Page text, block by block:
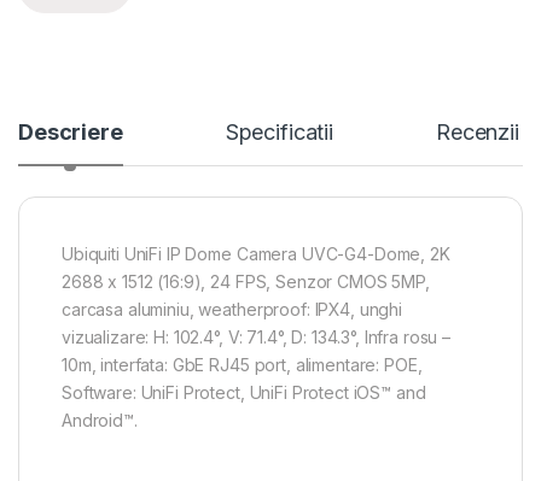
Descriere Specificatii Recenzii
Ubiquiti UniFi IP Dome Camera UVC-G4-Dome, 2K
2688 x 1512 (16:9), 24 FPS, Senzor CMOS 5MP,
carcasa aluminiu, weatherproof: IPX4, unghi
vizualizare: H: 102.4°, V: 71.4°, D: 134.3°, Infra rosu –
10m, interfata: GbE RJ45 port, alimentare: POE,
Software: UniFi Protect, UniFi Protect iOS™ and
Android™.